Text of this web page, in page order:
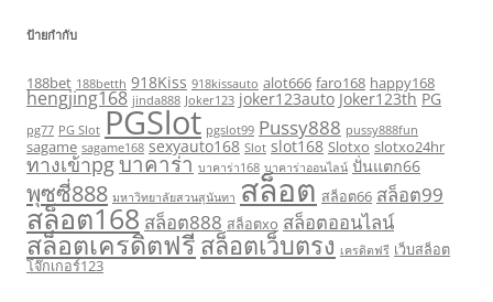
ป้ายกำกับ
188bet 188betth 918Kiss 918kissauto alot666 faro168 happy168
hengjing168 jinda888 Joker123 joker123auto Joker123th PG
pg77 PG Slot PGSlot pgslot99 Pussy888 pussy888fun
sagame sagame168 sexyauto168 Slot slot168 Slotxo slotxo24hr
ทางเข้าpgบาคาร่า บาคาร่า168 บาคาร่าออนไลน์ ปั่นแตก66
พุซซี่888 มหาวิทยาลัยสวนสุนันทา สล็อต สล็อต66 สล็อต99
สล็อต168 สล็อต888 สล็อตxo สล็อตออนไลน์
สล็อตเครดิตฟรี สล็อตเว็บตรง เครดิตฟรี เว็บสล็อต
โจ๊กเกอร์123